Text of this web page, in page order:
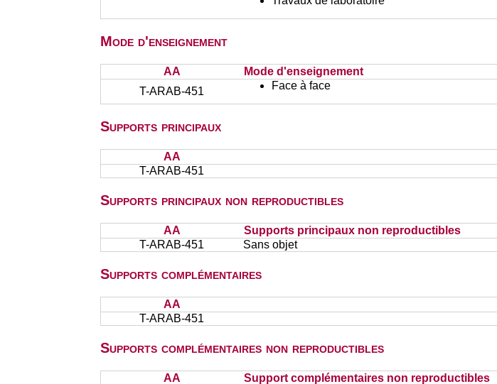
Mode d'enseignement
AA
Mode d'enseignement
T-ARAB-451
Face à face
Supports principaux
AA
T-ARAB-451
Supports principaux non reproductibles
AA
Supports principaux non reproductibles
T-ARAB-451
Sans objet
Supports complémentaires
AA
T-ARAB-451
Supports complémentaires non reproductibles
AA Support complémentaires non reproductibles